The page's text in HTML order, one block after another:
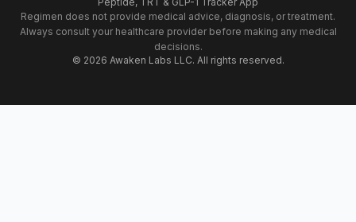
Regimen does not provide medical advice, diagnosis, or treatment.
Always consult your healthcare provider before making any medical
decisions.
© 2026 Awaken Labs LLC. All rights reserved.